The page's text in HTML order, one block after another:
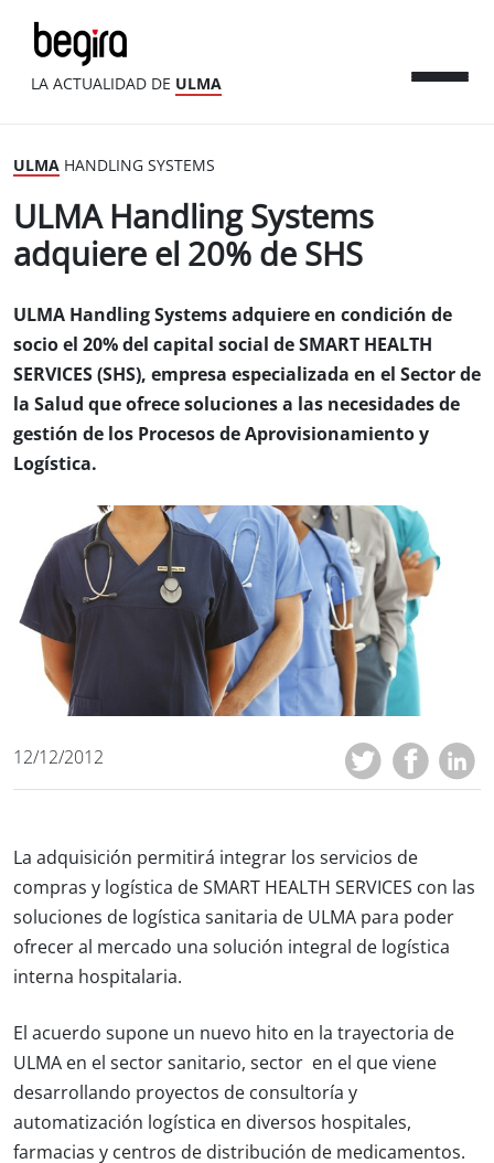
LA ACTUALIDAD DE ULMA
ULMA HANDLING SYSTEMS
ULMA Handling Systems
adquiere el 20% de SHS
ULMA Handling Systems adquiere en condición de
socio el 20% del capital social de SMART HEALTH
SERVICES (SHS), empresa especializada en el Sector de
la Salud que ofrece soluciones a las necesidades de
gestión de los Procesos de Aprovisionamiento y
Logística.
12/12/2012
La adquisición permitirá integrar los servicios de
compras y logística de SMART HEALTH SERVICES con las
soluciones de logística sanitaria de ULMA para poder
ofrecer al mercado una solución integral de logística
interna hospitalaria.
El acuerdo supone un nuevo hito en la trayectoria de
ULMA en el sector sanitario, sector en el que viene
desarrollando proyectos de consultoría y
automatización logística en diversos hospitales,
farmacias y centros de distribución de medicamentos.